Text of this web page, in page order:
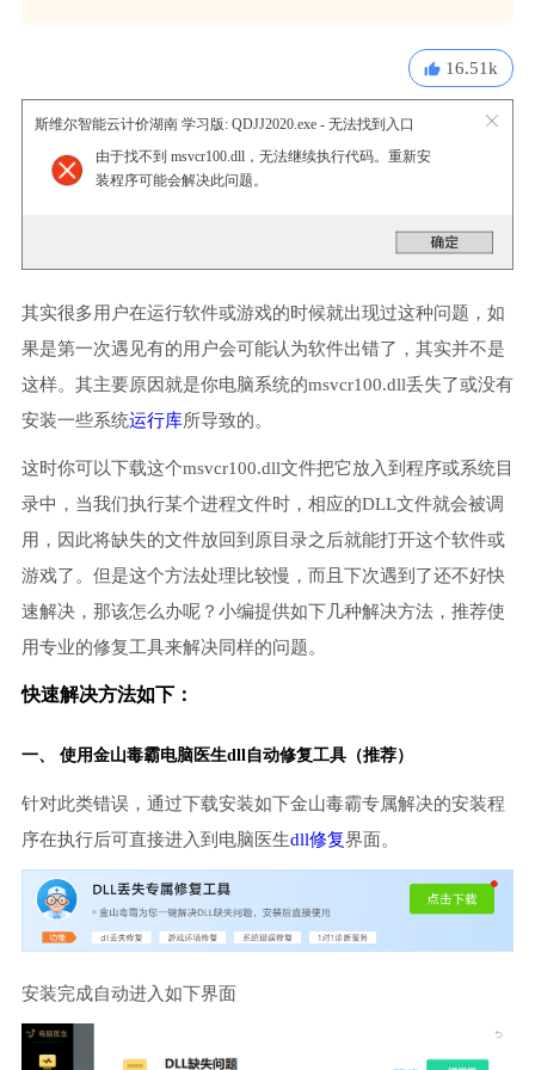
16.51k
斯维尔智能云计价湖南 学习版: QDJJ2020.exe - 无法找到入口
由于找不到 msvcr100.dll，无法继续执行代码。重新安
装程序可能会解决此问题。
其实很多用户在运行软件或游戏的时候就出现过这种问题，如
果是第一次遇见有的用户会可能认为软件出错了，其实并不是
这样。其主要原因就是你电脑系统的msvcr100.dll丢失了或没有
安装一些系统运行库所导致的。
这时你可以下载这个msvcr100.dll文件把它放入到程序或系统目
录中，当我们执行某个进程文件时，相应的DLL文件就会被调
用，因此将缺失的文件放回到原目录之后就能打开这个软件或
游戏了。但是这个方法处理比较慢，而且下次遇到了还不好快
速解决，那该怎么办呢？小编提供如下几种解决方法，推荐使
用专业的修复工具来解决同样的问题。
快速解决方法如下：
一、 使用金山毒霸电脑医生dll自动修复工具（推荐）
针对此类错误，通过下载安装如下金山毒霸专属解决的安装程
序在执行后可直接进入到电脑医生dll修复界面。
安装完成自动进入如下界面